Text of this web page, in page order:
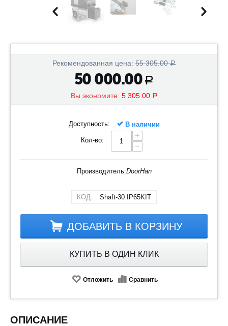
Рекомендованная цена: 55 305.00 Р
50 000.00 Р
Вы экономите: 5 305.00 Р
Доступность: В наличии
Кол-во:
+
−
Производитель:DoorHan
КОД: Shaft-30 IP65KIT
ДОБАВИТЬ В КОРЗИНУ
КУПИТЬ В ОДИН КЛИК
Отложить Сравнить
ОПИСАНИЕ